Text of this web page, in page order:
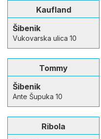
Kaufland
Šibenik
Vukovarska ulica 10
Tommy
Šibenik
Ante Šupuka 10
Ribola